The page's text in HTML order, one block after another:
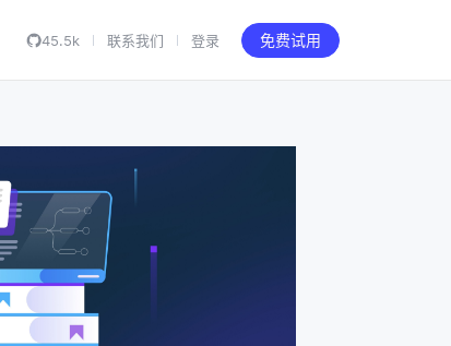
45.5k 联系我们 登录 免费试用